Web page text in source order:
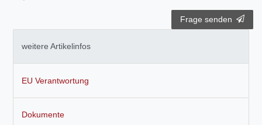
Frage senden
weitere Artikelinfos
EU Verantwortung
Dokumente